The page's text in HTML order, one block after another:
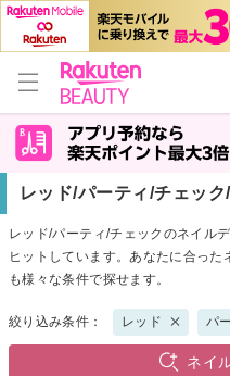
レッド/パーティ/チェッ
レッド/パーティ/チェックのネイル
ヒットしています。あなたに合っ
も様々な条件で探せます。
絞り込み条件： レッド パ
ネイ